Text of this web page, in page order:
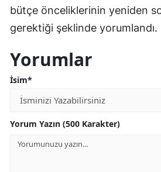
bütçe önceliklerinin yeniden
gerektiği şeklinde yorumlandı.
Yorumlar
İsim*
Yorum Yazın (500 Karakter)